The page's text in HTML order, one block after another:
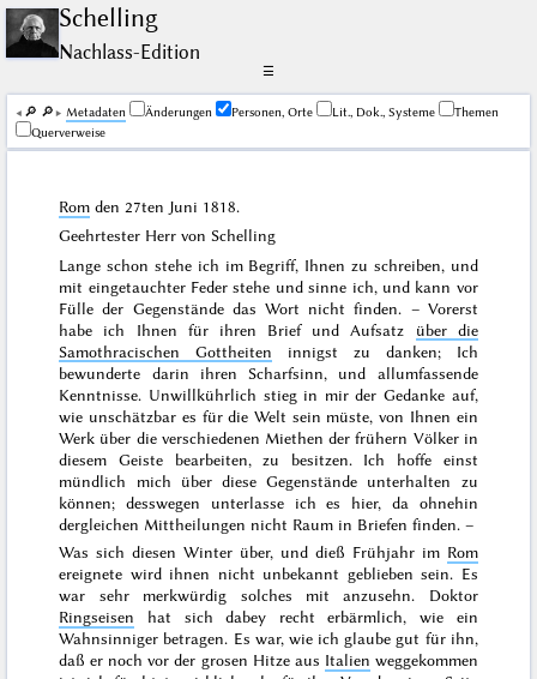
Schelling
Nachlass-Edition
☰
🔎︎ 🔎︎ Me­ta­da­ten Änderungen Personen, Orte Lit., Dok., Systeme
Themen
Querverweise
Rom den27ten Juni 1818.
Geehrtester Herr von Schelling
Lange schon stehe ich im Begriff, Ihnen zu schreiben, und
mit eingetauchter Feder stehe und sinne ich, und kann vor
Fülle der Gegenstände das Wort nicht finden. – Vorerst
habe ich Ihnen für ihren Brief und Aufsatz über die
Samothracischen Gottheiten innigst zu danken; Ich
bewunderte darin ihren Scharfsinn, und allumfassende
Kenntnisse. Unwillkührlich stieg in mir der Gedanke auf,
wie unschätzbar es für die Welt sein müste, von Ihnen ein
Werk über die verschiedenen Miethen der frühern Völker in
diesem Geiste bearbeiten, zu besitzen. Ich hoffe einst
mündlich mich über diese Gegenstände unterhalten zu
können; desswegen unterlasse ich es hier, da ohnehin
dergleichen Mittheilungen nicht Raum in Briefen finden. –
Was sich diesenWinter über, und dieß Frühjahrim Rom
ereignete wird ihnen nicht unbekannt geblieben sein. Es
war sehr merkwürdig solches mit anzusehn. Doktor
Ringseisen hat sich dabey recht erbärmlich, wie ein
Wahnsinniger betragen. Es war, wie ich glaube gut für ihn,
daß er noch vor der grosen Hitze aus Italien weggekommen